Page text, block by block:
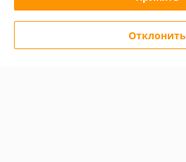
Политика обработки cookies
Отклонить